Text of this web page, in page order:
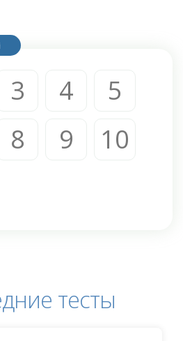
3 4
5
8 9
10
тесты